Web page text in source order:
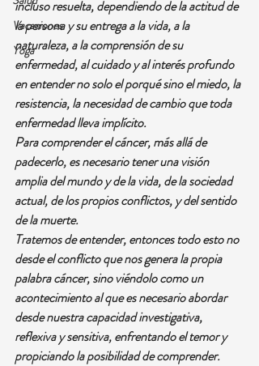
Vacaciones
Yoga
incluso resuelta, dependiendo de la actitud de
la persona y su entrega a la vida, a la
naturaleza, a la comprensión de su
enfermedad, al cuidado y al interés profundo
en entender no solo el porqué sino el miedo, la
resistencia, la necesidad de cambio que toda
enfermedad lleva implícito.
Para comprender el cáncer, más allá de
padecerlo, es necesario tener una visión
amplia del mundo y de la vida, de la sociedad
actual, de los propios conflictos, y del sentido
de la muerte.
Tratemos de entender, entonces todo esto no
desde el conflicto que nos genera la propia
palabra cáncer, sino viéndolo como un
acontecimiento al que es necesario abordar
desde nuestra capacidad investigativa,
reflexiva y sensitiva, enfrentando el temor y
propiciando la posibilidad de comprender.